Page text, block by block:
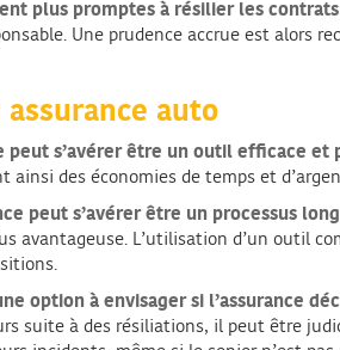
plus promptes à résilier les
Une prudence accrue est alors
auto
peut s’avérer être un outil efficace et
des économies de temps et
peut s’avérer être un processus
avantageuse. L’utilisation d’un outil
option à envisager si l’assurance
suite à des résiliations, il peut être